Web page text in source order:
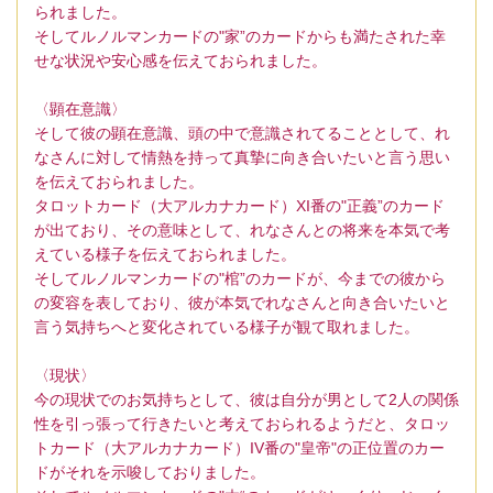
られました。
そしてルノルマンカードの"家”のカードからも満たされた幸
せな状況や安心感を伝えておられました。
〈顕在意識〉
そして彼の顕在意識、頭の中で意識されてることとして、れ
なさんに対して情熱を持って真摯に向き合いたいと言う思い
を伝えておられました。
タロットカード（大アルカナカード）XI番の"正義”のカード
が出ており、その意味として、れなさんとの将来を本気で考
えている様子を伝えておられました。
そしてルノルマンカードの"棺”のカードが、今までの彼から
の変容を表しており、彼が本気でれなさんと向き合いたいと
言う気持ちへと変化されている様子が観て取れました。
〈現状〉
今の現状でのお気持ちとして、彼は自分が男として2人の関係
性を引っ張って行きたいと考えておられるようだと、タロッ
トカード（大アルカナカード）IV番の"皇帝"の正位置のカー
ドがそれを示唆しておりました。